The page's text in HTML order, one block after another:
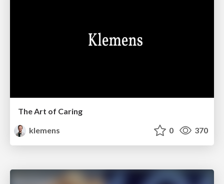
The Art of Caring
klemens
0 370